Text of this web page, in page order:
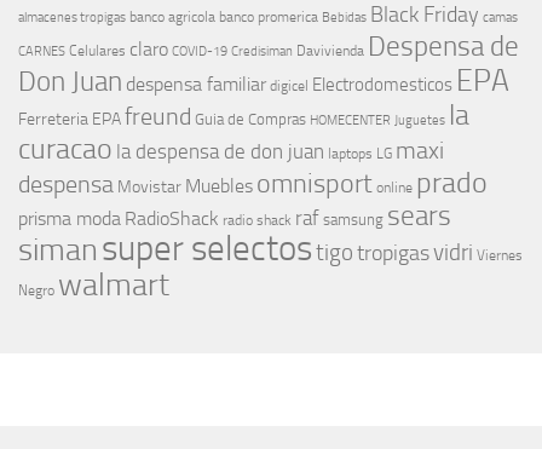
almacenes tropigas banco agricola banco promerica Bebidas Black Friday camas
CARNES Celulares claro COVID-19 Credisiman Davivienda Despensa de
Don Juan despensa familiar digicel Electrodomesticos EPA
Ferreteria EPAfreund Guia de Compras HOMECENTER Juguetes la
curacao la despensa de don juan laptops LG maxi
despensa Movistar Muebles omnisport online prado
prisma moda RadioShack radio shack raf samsung sears
simansuper selectostigotropigasvidri Viernes
Negro walmart